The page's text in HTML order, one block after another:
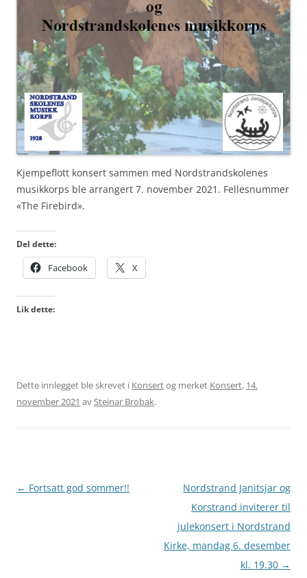
Kjempeflott konsert sammen med Nordstrandskolenes
musikkorps ble arrangert 7. november 2021. Fellesnummer
«The Firebird».
Del dette:
Facebook X
Lik dette:
Dette innlegget ble skrevet i Konsertog merket Konsert, 14.
november 2021 av Steinar Brobak.
Innleggsnavigasjon
← Fortsatt god sommer!!
Nordstrand Janitsjar og
Korstrand inviterer til
julekonsert i Nordstrand
Kirke, mandag 6. desember
kl. 19.30 →